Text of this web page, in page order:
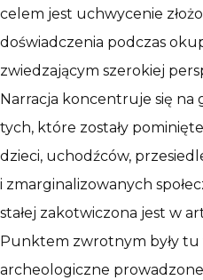
celem jest uchwycenie
doświadczenia podczas
zwiedzającym szerokiej
Narracja koncentruje się na
tych, które zostały
dzieci, uchodźców,
i zmarginalizowanych
stałej zakotwiczona jest w
Punktem zwrotnym były tu
archeologiczne